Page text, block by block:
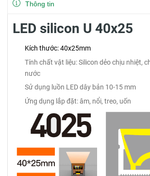
Thông tin
LED silicon U 40x25
Kích thước: 40x25mm
Tính chất vật liệu: Silicon dẻo chịu nhiệt,
nước
Sử dụng luồn LED dây bản 10-15 mm
Ứng dụng lắp đặt: âm, nổi, treo, uốn